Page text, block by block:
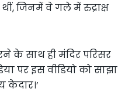
जिनमें वे गले में रुद्राक्ष
के साथ ही मंदिर परिसर
पर इस वीडियो को साझा